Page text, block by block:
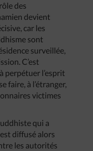
des
devient
car les
sont
surveillée,
C’est
perpétuer l’esprit
faire, à l’étranger,
victimes
qui a
diffusé alors
les autorités